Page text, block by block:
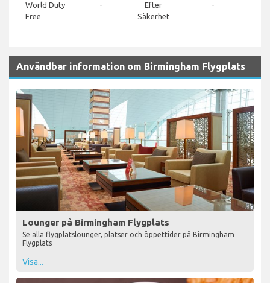
World Duty
Free
-
Efter
Säkerhet
-
Användbar information om Birmingham Flygplats
Lounger på Birmingham Flygplats
Se alla flygplatslounger, platser och öppettider på Birmingham
Flygplats
Visa...